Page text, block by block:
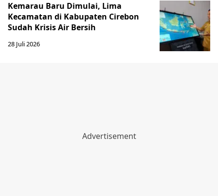
Kemarau Baru Dimulai, Lima
Kecamatan di Kabupaten Cirebon
Sudah Krisis Air Bersih
28 Juli 2026